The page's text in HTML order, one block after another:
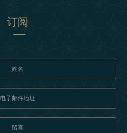
订阅